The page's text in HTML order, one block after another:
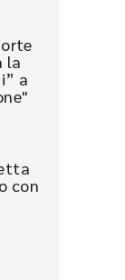
la
a
con